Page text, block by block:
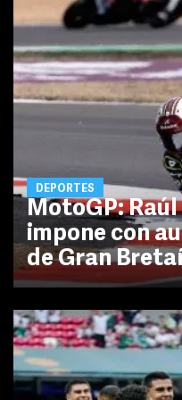
DEPORTES
MotoGP:
impone con
de Gran